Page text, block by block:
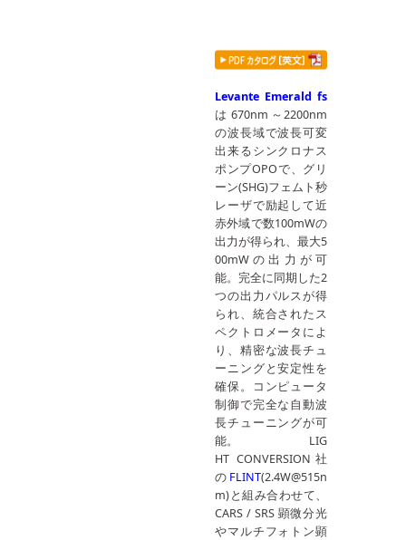
Levante Emerald fs
は 670nm ～2200nm
の波長域で波長可変
出来るシンクロナス
ポンプOPOで、グリ
ーン(SHG)フェムト秒
レーザで励起して近
赤外域で数100mWの
出力が得られ、最大5
00mWの出力が可
能。完全に同期した2
つの出力パルスが得
られ、統合されたス
ペクトロメータによ
り、精密な波長チュ
ーニングと安定性を
確保。コンピュータ
制御で完全な自動波
長チューニングが可
能。 LIG
HT CONVERSION社
の FLINT(2.4W@515n
m)と組み合わせて、
CARS / SRS 顕微分光
やマルチフォトン顕